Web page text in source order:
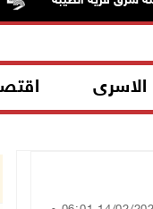
الاسرى